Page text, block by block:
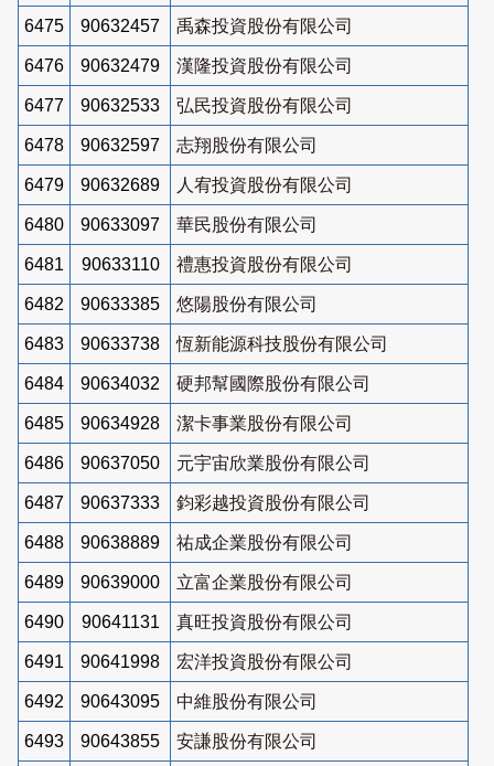
6475 90632457 禹森投資股份有限公司
6476 90632479 漢隆投資股份有限公司
6477 90632533 弘民投資股份有限公司
6478 90632597 志翔股份有限公司
6479 90632689 人宥投資股份有限公司
6480 90633097 華民股份有限公司
6481 90633110 禮惠投資股份有限公司
6482 90633385 悠陽股份有限公司
6483 90633738 恆新能源科技股份有限公司
6484 90634032 硬邦幫國際股份有限公司
6485 90634928 潔卡事業股份有限公司
6486 90637050 元宇宙欣業股份有限公司
6487 90637333 鈞彩越投資股份有限公司
6488 90638889 祐成企業股份有限公司
6489 90639000 立富企業股份有限公司
6490 90641131 真旺投資股份有限公司
6491 90641998 宏洋投資股份有限公司
6492 90643095 中維股份有限公司
6493 90643855 安謙股份有限公司